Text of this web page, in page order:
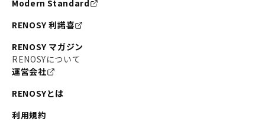
Modern Standard
RENOSY 利諾喜
RENOSY マガジン
RENOSYについて
運営会社
RENOSYとは
利用規約